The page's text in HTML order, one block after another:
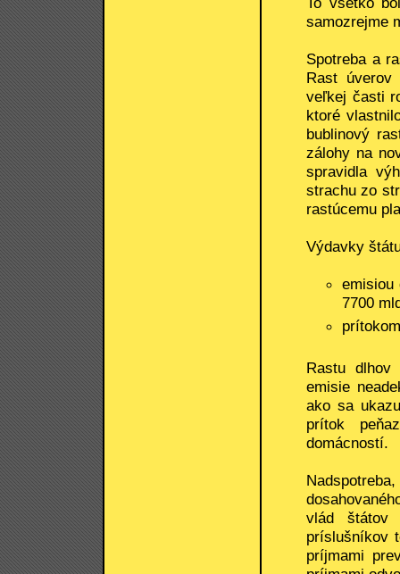
samozrejme
Spotreba a
Rast
veľkej časti
ktoré
bublinový
zálohy na
spravidla
strachu zo
rastúcemu
Výdavky
emisiou
7700
Rastu
emisie
ako sa
prítok
domácností.
vlád štátov
príslušníkov
príjmami